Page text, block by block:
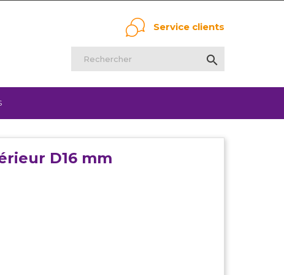
Service clients

D16 mm